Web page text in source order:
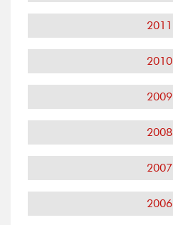
2011
2010
2009
2008
2007
2006